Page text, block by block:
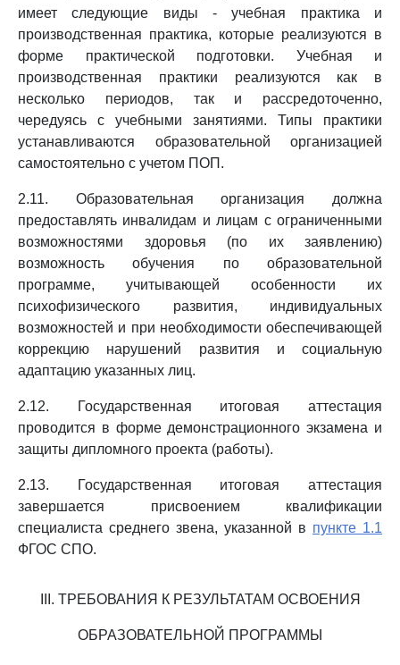
имеет следующие виды - учебная практика и
производственная практика, которые реализуются в
форме практической подготовки. Учебная и
производственная практики реализуются как в
несколько периодов, так и рассредоточенно,
чередуясь с учебными занятиями. Типы практики
устанавливаются образовательной организацией
самостоятельно с учетом ПОП.
2.11. Образовательная организация должна
предоставлять инвалидам и лицам с ограниченными
возможностями здоровья (по их заявлению)
возможность обучения по образовательной
программе, учитывающей особенности их
психофизического развития, индивидуальных
возможностей и при необходимости обеспечивающей
коррекцию нарушений развития и социальную
адаптацию указанных лиц.
2.12. Государственная итоговая аттестация
проводится в форме демонстрационного экзамена и
защиты дипломного проекта (работы).
2.13. Государственная итоговая аттестация
завершается присвоением квалификации
специалиста среднего звена, указанной в пункте 1.1
ФГОС СПО.
III. ТРЕБОВАНИЯ К РЕЗУЛЬТАТАМ ОСВОЕНИЯ
ОБРАЗОВАТЕЛЬНОЙ ПРОГРАММЫ